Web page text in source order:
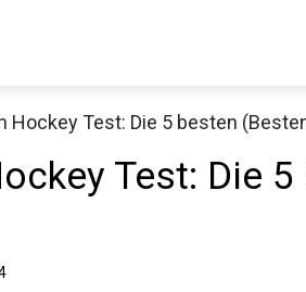
Hockey Test: Die 5 besten
Test: Die 5
Schaue dir jetzt die